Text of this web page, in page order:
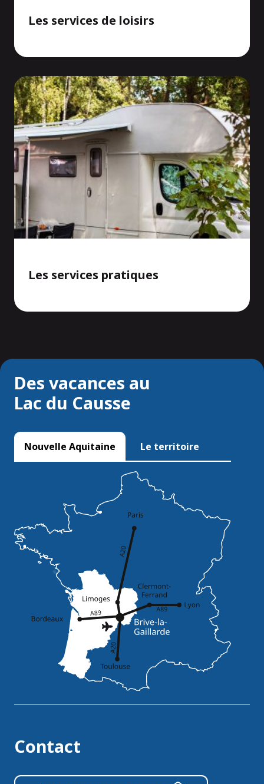
Les services de loisirs
Les services pratiques
Des vacances au
Lac du Causse
Nouvelle Aquitaine Le territoire
Contact